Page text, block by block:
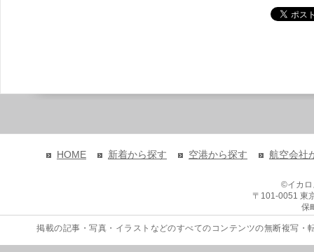
HOME 新着から探す 空港から探す 航空会社
©イカ
〒101-0051 東
保
掲載の記事・写真・イラストなどのすべてのコンテンツの無断複